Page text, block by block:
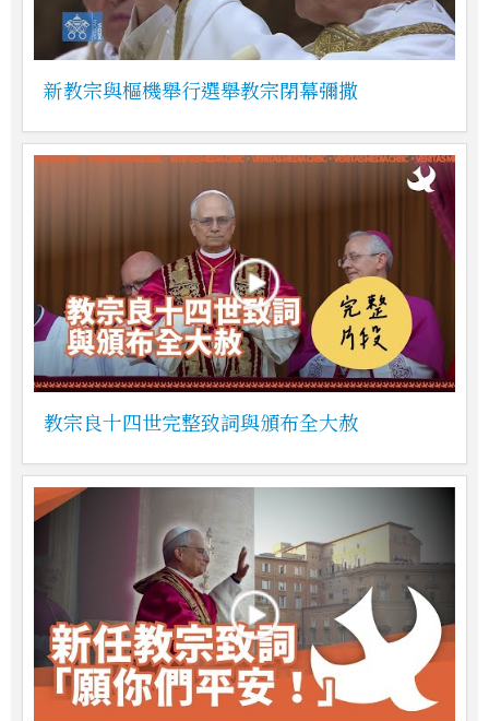
新教宗與樞機舉行選舉教宗閉幕彌撒
教宗良十四世完整致詞與頒布全大赦